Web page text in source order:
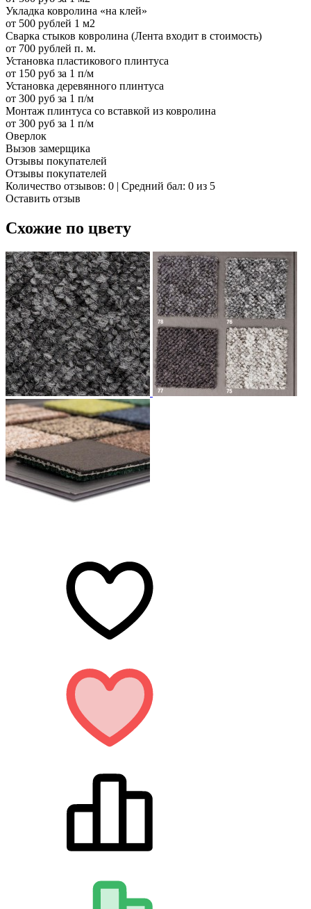
Укладка ковролина «на клей»
от 500 рублей 1 м2
Сварка стыков ковролина (Лента входит в стоимость)
от 700 рублей п. м.
Установка пластикового плинтуса
от 150 руб за 1 п/м
Установка деревянного плинтуса
от 300 руб за 1 п/м
Монтаж плинтуса со вставкой из ковролина
от 300 руб за 1 п/м
Оверлок
Вызов замерщика
Отзывы покупателей
Отзывы покупателей
Количество отзывов: 0 | Средний бал: 0 из 5
Оставить отзыв
Схожие по цвету